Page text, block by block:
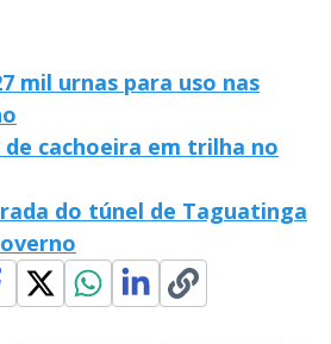
mil urnas para uso nas
cachoeira em trilha no
do túnel de Taguatinga